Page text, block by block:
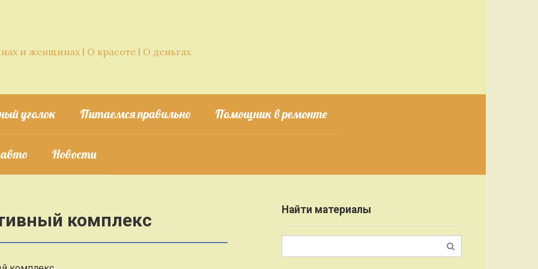
и женщинах l О красоте l О деньгах
уголок Питаемся правильно Помощник в ремонте
авто Новости
комплекс Найти материалы